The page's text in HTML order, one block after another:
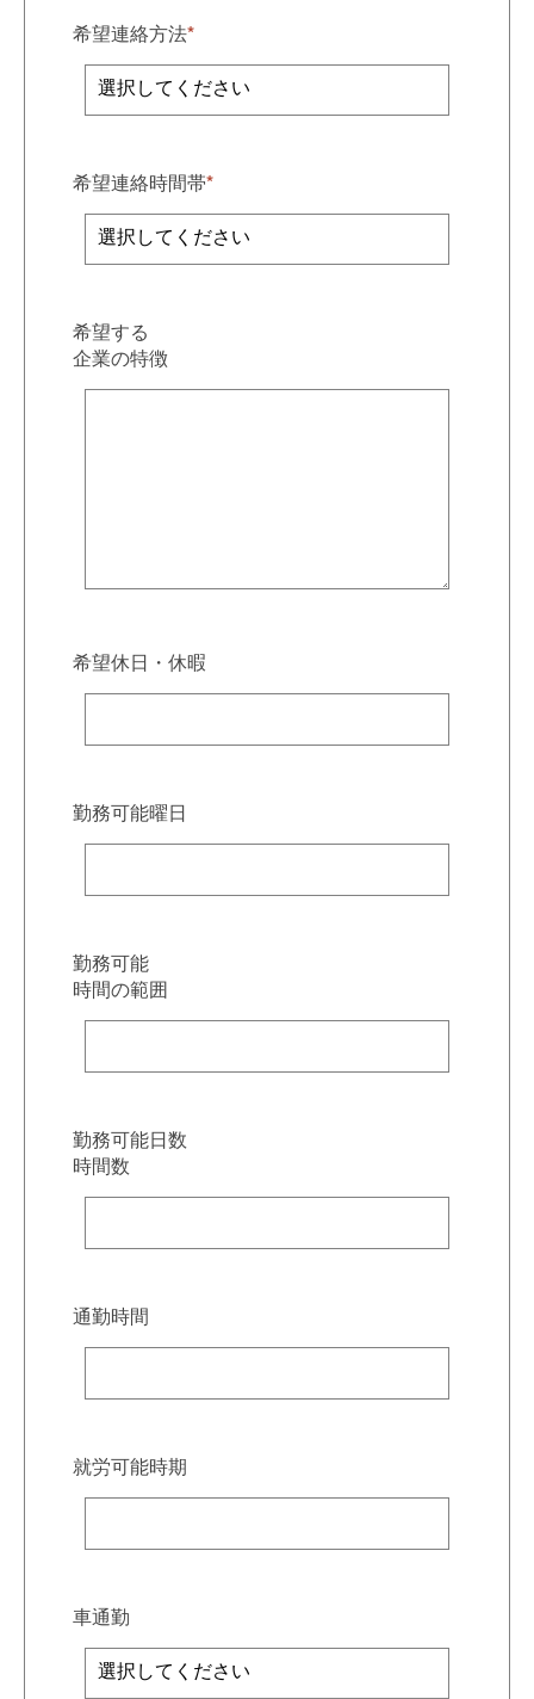
希望連絡方法*
希望連絡時間帯*
希望する
企業の特徴
希望休日・休暇
勤務可能曜日
勤務可能
時間の範囲
勤務可能日数
時間数
通勤時間
就労可能時期
車通勤